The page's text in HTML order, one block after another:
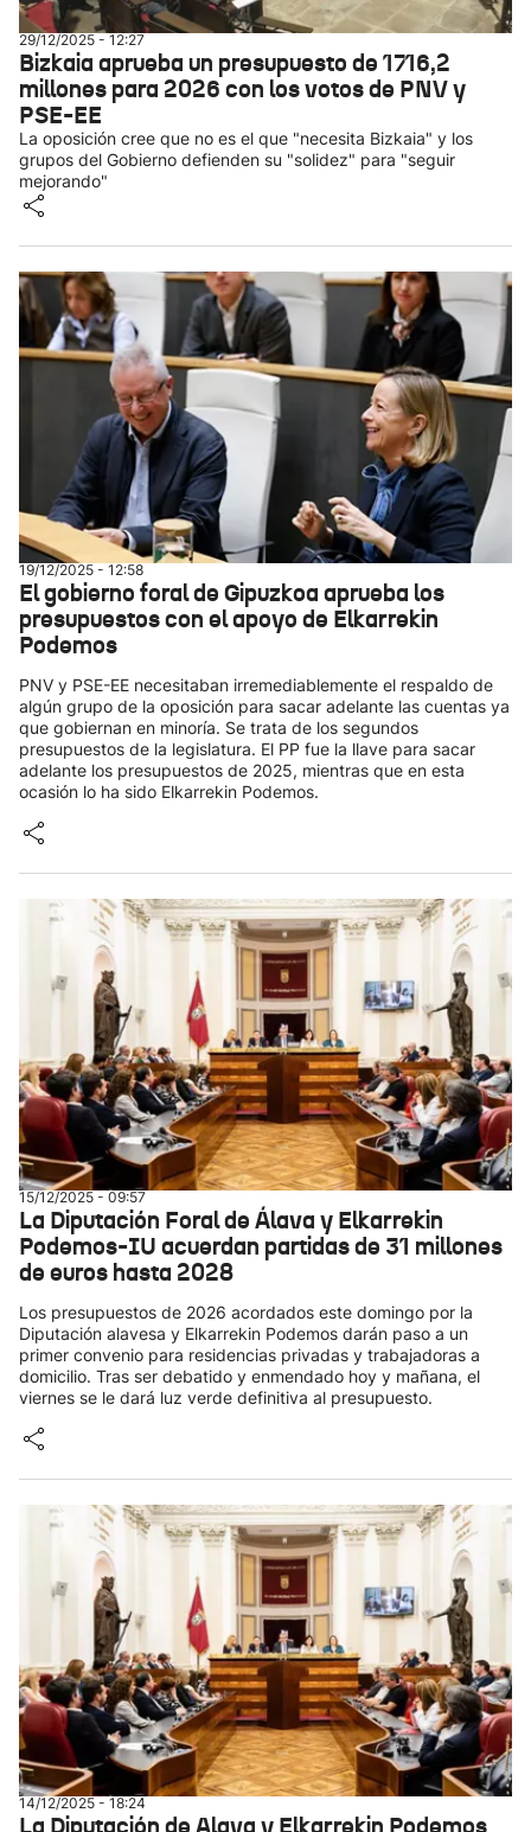
29/12/2025 - 12:27
Bizkaia aprueba un presupuesto de 1716,2
millones para 2026 con los votos de PNV y
PSE-EE
La oposición cree que no es el que "necesita Bizkaia" y los
grupos del Gobierno defienden su "solidez" para "seguir
mejorando"
19/12/2025 - 12:58
El gobierno foral de Gipuzkoa aprueba los
presupuestos con el apoyo de Elkarrekin
Podemos
PNV y PSE-EE necesitaban irremediablemente el respaldo de
algún grupo de la oposición para sacar adelante las cuentas ya
que gobiernan en minoría. Se trata de los segundos
presupuestos de la legislatura. El PP fue la llave para sacar
adelante los presupuestos de 2025, mientras que en esta
ocasión lo ha sido Elkarrekin Podemos.
15/12/2025 - 09:57
La Diputación Foral de Álava y Elkarrekin
Podemos-IU acuerdan partidas de 31 millones
de euros hasta 2028
Los presupuestos de 2026 acordados este domingo por la
Diputación alavesa y Elkarrekin Podemos darán paso a un
primer convenio para residencias privadas y trabajadoras a
domicilio. Tras ser debatido y enmendado hoy y mañana, el
viernes se le dará luz verde definitiva al presupuesto.
14/12/2025 - 18:24